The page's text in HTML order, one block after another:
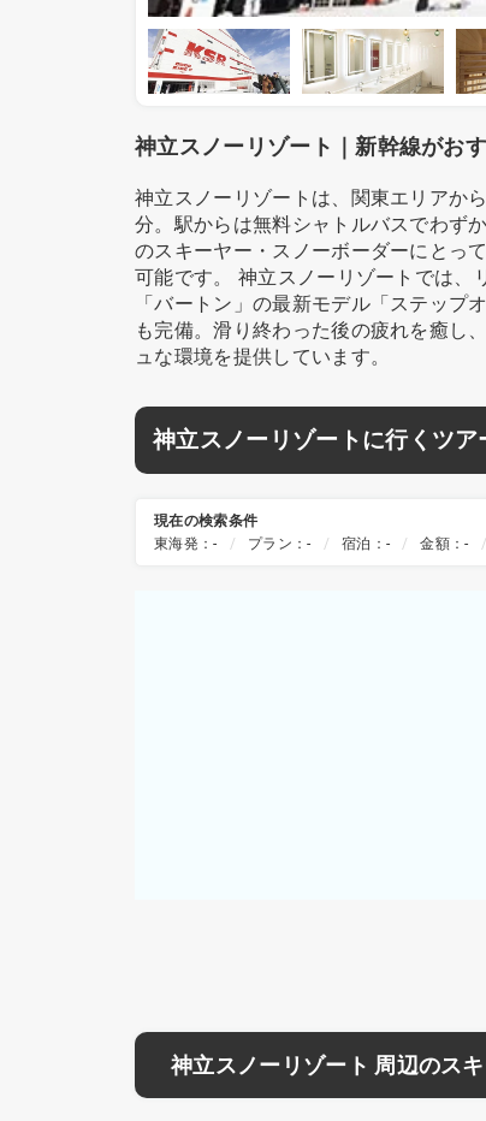
神立スノーリゾート｜新幹線がお
神立スノーリゾートは、関東エリアか
分。駅からは無料シャトルバスでわず
のスキーヤー・スノーボーダーにとっ
可能です。 神立スノーリゾートでは、
「バートン」の最新モデル「ステッ
も完備。滑り終わった後の疲れを癒し
ュな環境を提供しています。
神立スノーリゾートに行くツア
現在の検索条件
東海発：-
プラン：- 宿泊：- 金額：-
神立スノーリゾート 周辺のス